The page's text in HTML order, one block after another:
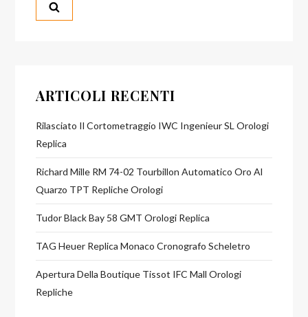
ARTICOLI RECENTI
Rilasciato Il Cortometraggio IWC Ingenieur SL Orologi
Replica
Richard Mille RM 74-02 Tourbillon Automatico Oro Al
Quarzo TPT Repliche Orologi
Tudor Black Bay 58 GMT Orologi Replica
TAG Heuer Replica Monaco Cronografo Scheletro
Apertura Della Boutique Tissot IFC Mall Orologi
Repliche